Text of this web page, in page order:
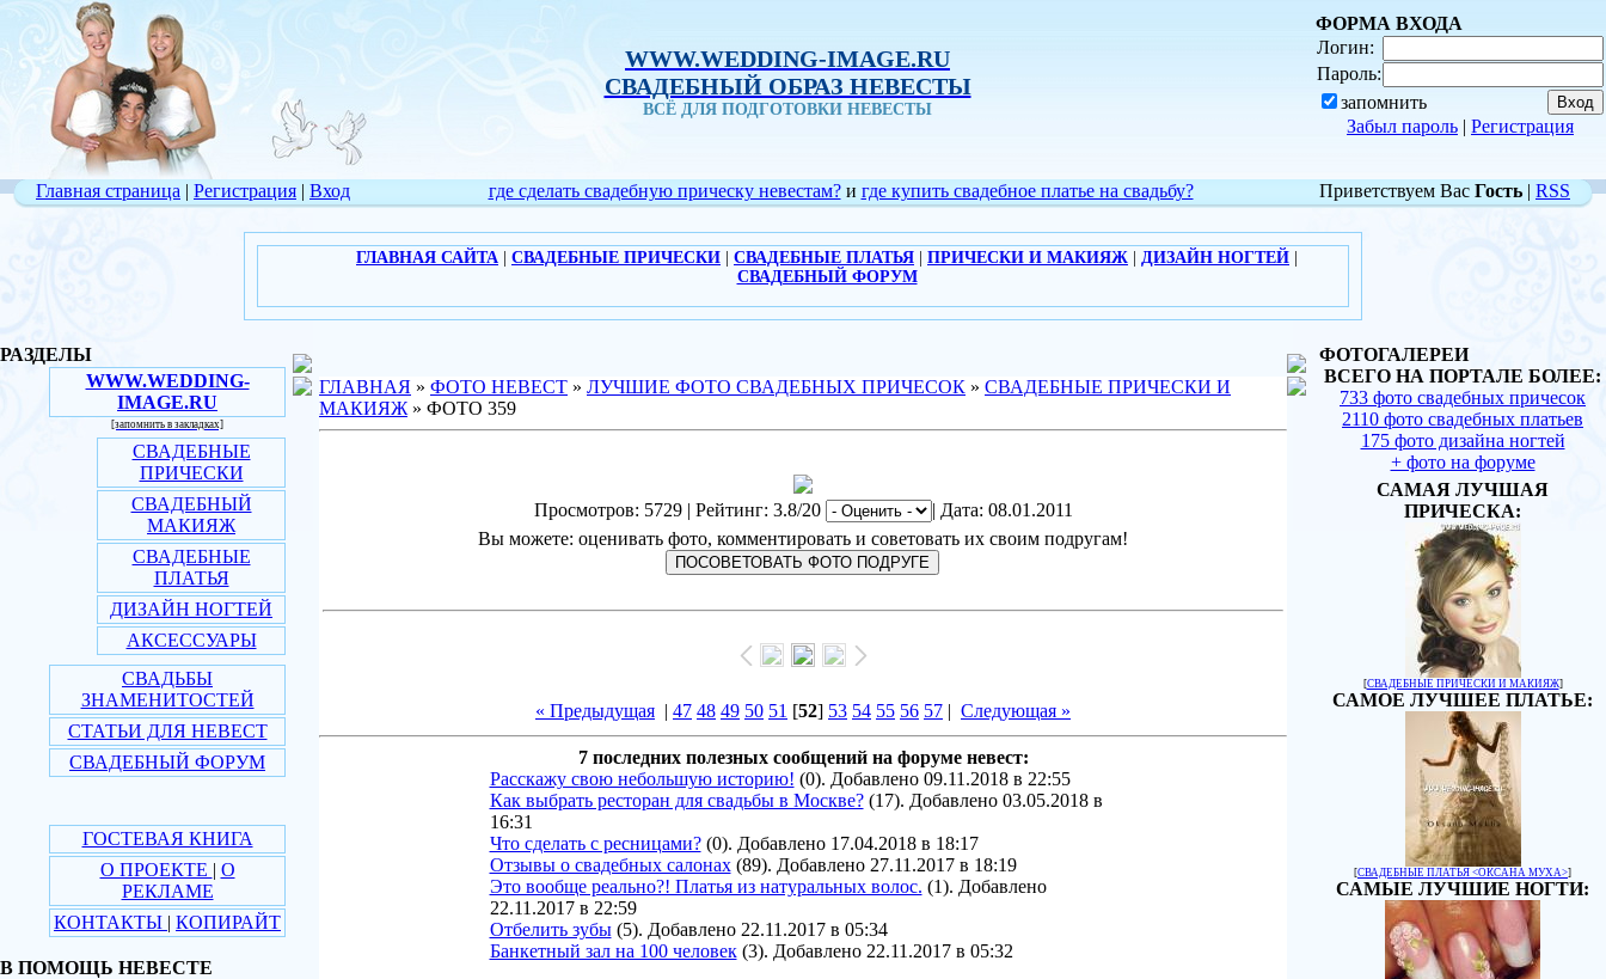
WWW.WEDDING-IMAGE.RU
СВАДЕБНЫЙ ОБРАЗ НЕВЕСТЫ
ВСЁ ДЛЯ ПОДГОТОВКИ НЕВЕСТЫ
ФОРМА ВХОДА
Логин:
Пароль:
запомнить
Забыл пароль | Регистрация
Главная страница | Регистрация | Вход где сделать свадебную прическу невестам?и где купить свадебное платье на свадьбу? Приветствуем Вас Гость | RSS
ГЛАВНАЯ САЙТА СВАДЕБНЫЕ ПРИЧЕСКИ СВАДЕБНЫЕ ПЛАТЬЯ ПРИЧЕСКИ И МАКИЯЖ ДИЗАЙН НОГТЕЙ
СВАДЕБНЫЙ ФОРУМ
РАЗДЕЛЫ
WWW.WEDDING-
IMAGE.RU
[запомнить в закладках]
СВАДЕБНЫЕ
ПРИЧЕСКИ
СВАДЕБНЫЙ
МАКИЯЖ
СВАДЕБНЫЕ
ПЛАТЬЯ
ДИЗАЙН НОГТЕЙ
АКСЕССУАРЫ
СВАДЬБЫ
ЗНАМЕНИТОСТЕЙ
СТАТЬИ ДЛЯ НЕВЕСТ
СВАДЕБНЫЙ ФОРУМ
ГОСТЕВАЯ КНИГА
О ПРОЕКТЕ | О
РЕКЛАМЕ
КОНТАКТЫ | КОПИРАЙТ
В ПОМОЩЬ НЕВЕСТЕ
ГЛАВНАЯ » ФОТО НЕВЕСТ » ЛУЧШИЕ ФОТО СВАДЕБНЫХ ПРИЧЕСОК » СВАДЕБНЫЕ ПРИЧЕСКИ И
МАКИЯЖ » ФОТО 359
Просмотров: 5729 | Рейтинг: 3.8/20
| Дата: 08.01.2011
Вы можете: оценивать фото, комментировать и советовать их своим подругам!
« Предыдущая | 47 48 49 50 51 [52] 53 54 55 56 57 | Следующая »
7 последних полезных сообщений на форуме невест:
Расскажу свою небольшую историю! (0). Добавлено 09.11.2018 в 22:55
Как выбрать ресторан для свадьбы в Москве?(17). Добавлено 03.05.2018 в
16:31
Что сделать с ресницами?(0). Добавлено 17.04.2018 в 18:17
Отзывы о свадебных салонах(89). Добавлено 27.11.2017 в 18:19
Это вообще реально?! Платья из натуральных волос. (1). Добавлено
22.11.2017 в 22:59
Отбелить зубы(5). Добавлено 22.11.2017 в 05:34
Банкетный зал на 100 человек(3). Добавлено 22.11.2017 в 05:32
ФОТОГАЛЕРЕИ
ВСЕГО НА ПОРТАЛЕ БОЛЕЕ:
733 фото свадебных причесок
2110 фото свадебных платьев
175 фото дизайна ногтей
+ фото на форуме
САМАЯ ЛУЧШАЯ
ПРИЧЕСКА:
[СВАДЕБНЫЕ ПРИЧЕСКИ И МАКИЯЖ]
САМОЕ ЛУЧШЕЕ ПЛАТЬЕ:
[СВАДЕБНЫЕ ПЛАТЬЯ <ОКСАНА МУХА>]
САМЫЕ ЛУЧШИЕ НОГТИ: